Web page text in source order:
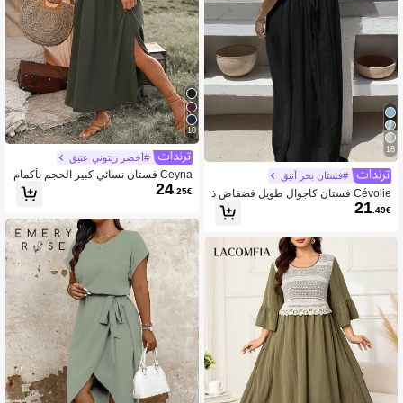
18
#فستان بحر أنيق
Cévolie فستان كاجوال طويل فضفاض ذ
و ظهر مفتوح مع ربطة خلفية للنساء متنا
21.49€
10
#أخضر زيتوني عتيق
Ceyna فستان نسائي كبير الحجم بأكمام
مكشكشة وملفوف للخصر
24.25€